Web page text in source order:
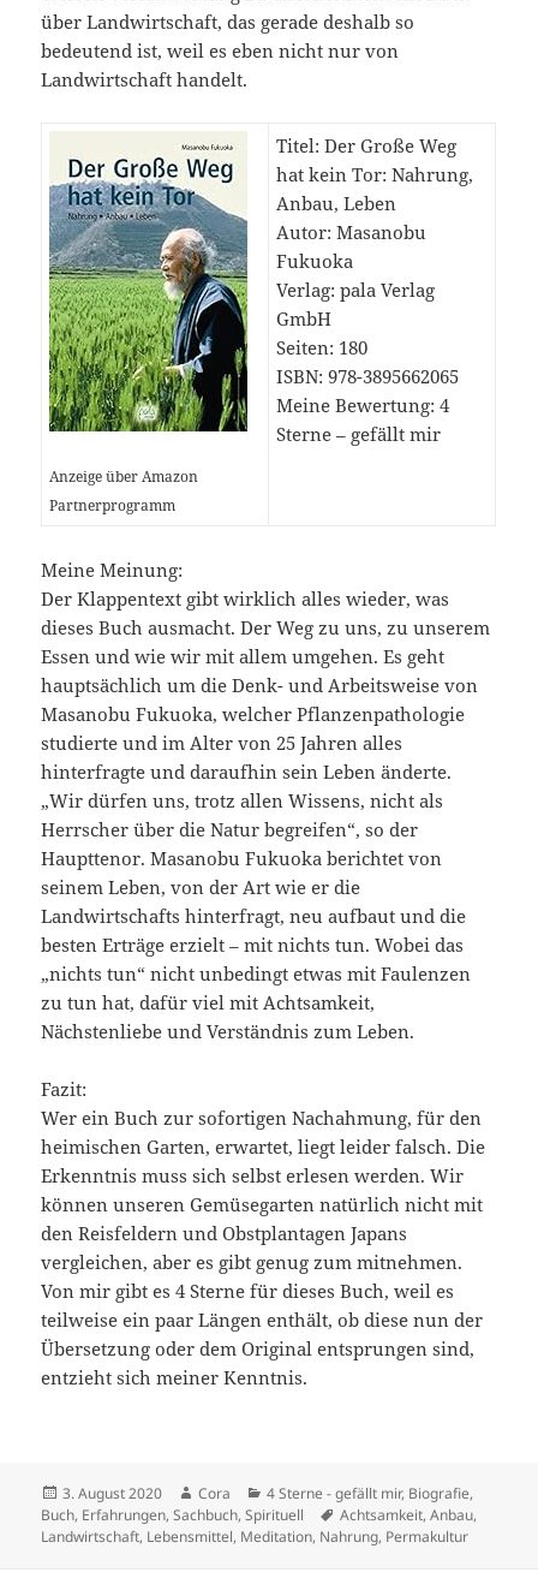
über Landwirtschaft, das gerade deshalb so
bedeutend ist, weil es eben nicht nur von
Landwirtschaft handelt.
Anzeige über Amazon
Partnerprogramm
Titel: Der Große Weg
hat kein Tor: Nahrung,
Anbau, Leben
Autor: Masanobu
Fukuoka
Verlag: pala Verlag
GmbH
Seiten: 180
ISBN: 978-3895662065
Meine Bewertung: 4
Sterne – gefällt mir
Meine Meinung:
Der Klappentext gibt wirklich alles wieder, was
dieses Buch ausmacht. Der Weg zu uns, zu unserem
Essen und wie wir mit allem umgehen. Es geht
hauptsächlich um die Denk- und Arbeitsweise von
Masanobu Fukuoka, welcher Pflanzenpathologie
studierte und im Alter von 25 Jahren alles
hinterfragte und daraufhin sein Leben änderte.
„Wir dürfen uns, trotz allen Wissens, nicht als
Herrscher über die Natur begreifen“, so der
Haupttenor. Masanobu Fukuoka berichtet von
seinem Leben, von der Art wie er die
Landwirtschafts hinterfragt, neu aufbaut und die
besten Erträge erzielt – mit nichts tun. Wobei das
„nichts tun“ nicht unbedingt etwas mit Faulenzen
zu tun hat, dafür viel mit Achtsamkeit,
Nächstenliebe und Verständnis zum Leben.
Fazit:
Wer ein Buch zur sofortigen Nachahmung, für den
heimischen Garten, erwartet, liegt leider falsch. Die
Erkenntnis muss sich selbst erlesen werden. Wir
können unseren Gemüsegarten natürlich nicht mit
den Reisfeldern und Obstplantagen Japans
vergleichen, aber es gibt genug zum mitnehmen.
Von mir gibt es 4 Sterne für dieses Buch, weil es
teilweise ein paar Längen enthält, ob diese nun der
Übersetzung oder dem Original entsprungen sind,
entzieht sich meiner Kenntnis.
Veröffentlicht
am
3. August 2020 Autor
Cora Kategorien
4 Sterne - gefällt mir, Biografie,
Buch, Erfahrungen,Sachbuch,Spirituell Schlagwörter
Achtsamkeit,Anbau,
Landwirtschaft, Lebensmittel, Meditation, Nahrung, Permakultur